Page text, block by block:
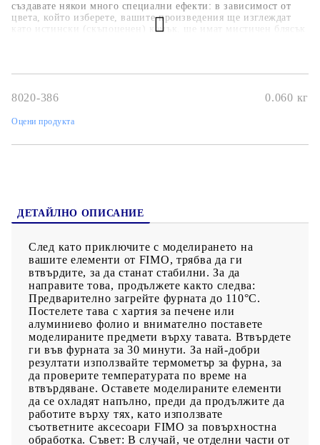
създавате някои много специални ефекти: в зависимост от
цвета, който изберете, вашите произведения ще изглеждат
като истински (скъпоценен) камък, ще имат мистичен блясък
8020-386 0.060 кг
Оцени продукта
ДЕТАЙЛНО ОПИСАНИЕ
След като приключите с моделирането на
вашите елементи от FIMO, трябва да ги
втвърдите, за да станат стабилни. За да
направите това, продължете както следва:
Предварително загрейте фурната до 110°C.
Постелете тава с хартия за печене или
алуминиево фолио и внимателно поставете
моделираните предмети върху тавата. Втвърдете
ги във фурната за 30 минути. За най-добри
резултати използвайте термометър за фурна, за
да проверите температурата по време на
втвърдяване. Оставете моделираните елементи
да се охладят напълно, преди да продължите да
работите върху тях, като използвате
съответните аксесоари FIMO за повърхностна
обработка. Съвет: В случай, че отделни части от